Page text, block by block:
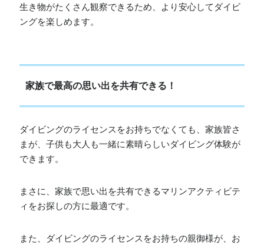
生き物がたくさん観察できるため、より安心してダイビ
ングを楽しめます。
家族で最高の思い出を共有できる！
ダイビングのライセンスをお持ちでなくても、家族皆さ
まが、子供も大人も一緒に素晴らしいダイビング体験が
できます。
まさに、家族で思い出を共有できるマリンアクティビテ
ィをお探しの方に最適です。
また、ダイビングのライセンスをお持ちの親御様が、お